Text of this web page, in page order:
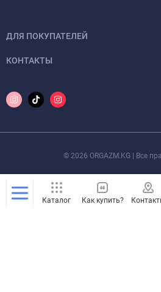
ДЛЯ ПОКУПАТЕЛЕЙ
КОНТАКТЫ
© 2026 ORGAZM.KG | Все
Каталог Как купить?